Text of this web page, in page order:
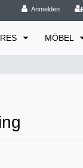
Anmelden
MÖBEL